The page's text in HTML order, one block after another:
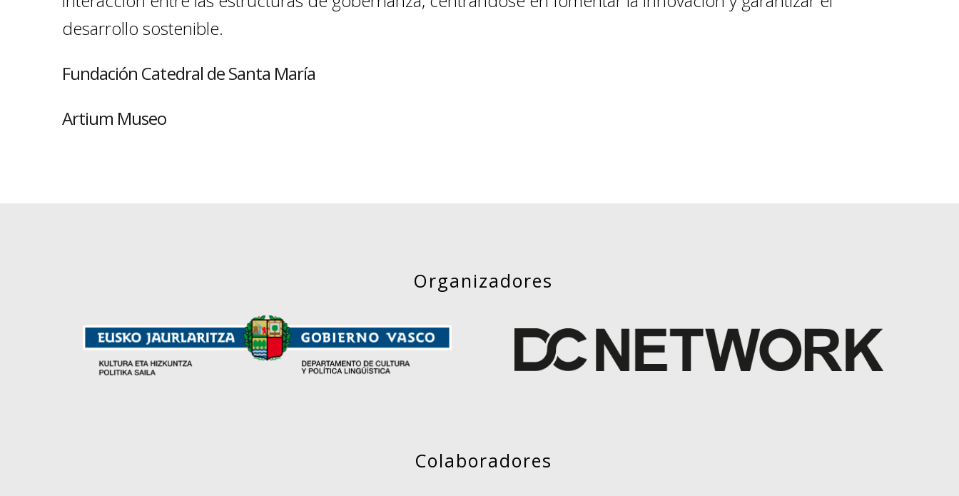
desarrollo sostenible.
Fundación Catedral de Santa María
Artium Museo
Organizadores
Colaboradores